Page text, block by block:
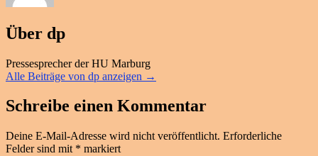
Über dp
Pressesprecher der HU Marburg
Alle Beiträge von dp anzeigen →
Schreibe einen Kommentar
Deine E-Mail-Adresse wird nicht veröffentlicht. Erforderliche
Felder sind mit * markiert